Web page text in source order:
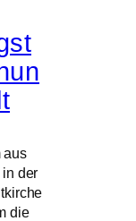
aus
der
die